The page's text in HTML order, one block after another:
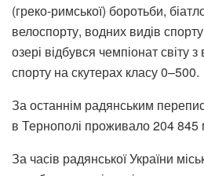
(греко-римської) боротьби,
велоспорту, водних видів
озері відбувся чемпіонат світу
спорту на скутерах класу 0–500.
За останнім радянським
в Тернополі проживало 204 845
За часів радянської України